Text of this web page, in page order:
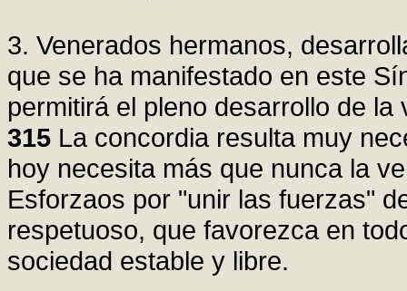
3. Venerados hermanos,
que se ha manifestado en este
permitirá el pleno desarrollo de la
315 La concordia resulta muy
hoy necesita más que nunca la
Esforzaos por "unir las fuerzas"
respetuoso, que favorezca en
sociedad estable y libre.